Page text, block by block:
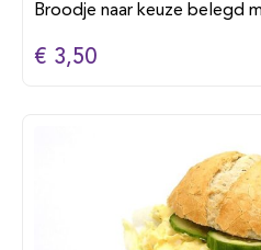
Broodje naar keuze belegd
€ 3,50